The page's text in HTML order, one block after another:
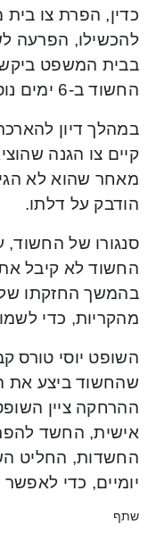
כדין, הפרת צו
להכשילו, הפרעה
בבית המשפט
החשוד ב-6 ימים נוספים.
במהלך דיון
קיים צו הגנה
מאחר שהוא לא
הודבק על דלתו.
סנגורו של החשוד,
החשוד לא קיבל את
בהמשך החזקתו של
מהקריות, כדי
השופט יוסי טורס
שהחשוד ביצע את
ההרחקה ציין
אישית, החשד
החשדות, החליט
יומיים, כדי
שתף